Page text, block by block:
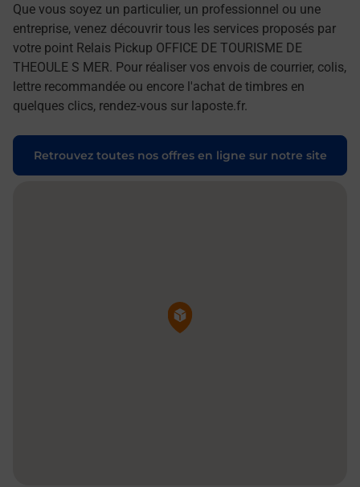
Que vous soyez un particulier, un professionnel ou une
entreprise, venez découvrir tous les services proposés par
votre point Relais Pickup OFFICE DE TOURISME DE
THEOULE S MER. Pour réaliser vos envois de courrier, colis,
lettre recommandée ou encore l'achat de timbres en
quelques clics, rendez-vous sur laposte.fr.
Retrouvez toutes nos offres en ligne sur notre site
Pin de la carte